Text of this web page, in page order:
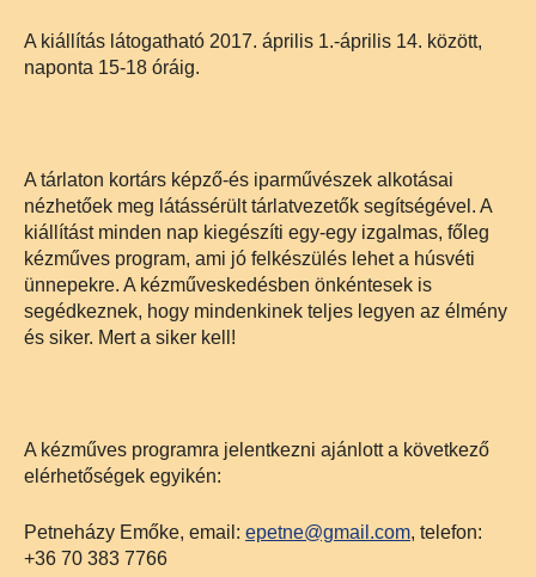
A kiállítás látogatható 2017. április 1.-április 14. között,
naponta 15-18 óráig.
A tárlaton kortárs képző-és iparművészek alkotásai
nézhetőek meg látássérült tárlatvezetők segítségével. A
kiállítást minden nap kiegészíti egy-egy izgalmas, főleg
kézműves program, ami jó felkészülés lehet a húsvéti
ünnepekre. A kézműveskedésben önkéntesek is
segédkeznek, hogy mindenkinek teljes legyen az élmény
és siker. Mert a siker kell!
A kézműves programra jelentkezni ajánlott a következő
elérhetőségek egyikén:
Petneházy Emőke, email: epetne@gmail.com, telefon:
+36 70 383 7766